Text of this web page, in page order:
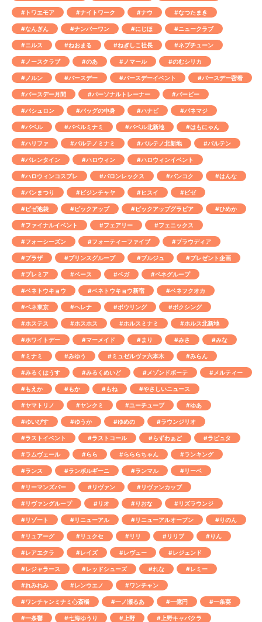
#トワエモア #ナイトワーク #ナウ #なつたまき
#なんぎん #ナンバーワン #にじほ #ニュークラブ
#ニルス #ねおまる #ねぎしこ社長 #ネプチューン
#ノースクラブ #のあ #ノマール #のむシリカ
#ノルン #バースデー #バースデーイベント #バースデー密着
#バースデー月間 #パーソナルトレーナー #バービー
#バシュロン #バッグの中身 #ハナビ #パネマジ
#バベル #バベルミナミ #バベル北新地 #はもにゃん
#ハリファ #パルテノミナミ #パルテノ北新地 #バルテン
#バレンタイン #ハロウィン #ハロウィンイベント
#ハロウィンコスプレ #バロンレックス #バンコク #はんな
#パンまつり #ビジンチャヤ #ヒスイ #ビゼ
#ビゼ池袋 #ピックアップ #ピックアップグラビア #ひめか
#ファイナルイベント #フェアリー #フェニックス
#フォーシーズン #フォーティーファイブ #プラウディア
#プラザ #プリンスグループ #ブルジュ #プレゼント企画
#プレミア #ベース #ベガ #ベネグループ
#ベネトウキョウ #ベネトウキョウ新宿 #ベネフクオカ
#ベネ東京 #ヘレナ #ボウリング #ボクシング
#ホステス #ホスホス #ホルスミナミ #ホルス北新地
#ホワイトデー #マーメイド #まり #みさ #みな
#ミナミ #みゆう #ミュゼルヴァ六本木 #みらん
#みるくはうす #みるくめいど #メゾンドボーテ #メルティー
#もえか #もか #もね #やさしいニュース
#ヤマトリノ #ヤンクミ #ユーチューブ #ゆあ
#ゆいぴす #ゆうか #ゆめの #ラウンジリオ
#ラストイベント #ラストコール #らずわぁど #ラピュタ
#ラムヴェール #らら #らららちゃん #ランキング
#ランス #ランボルギーニ #ランマル #リーベ
#リーマンズバー #リヴァン #リヴァンカップ
#リヴァングループ #リオ #りおな #リズラウンジ
#リゾート #リニューアル #リニューアルオープン #りのん
#リュアーグ #リュクセ #リリ #リリブ #りん
#レアエクラ #レイズ #レヴュー #レジェンド
#レジャラース #レッドシューズ #れな #レミー
#れみれみ #レンウエノ #ワンチャン
#ワンチャンミナミ心斎橋 #一ノ瀬るあ #一億円 #一条葵
#一条響 #七海ゆうり #上野 #上野キャバクラ